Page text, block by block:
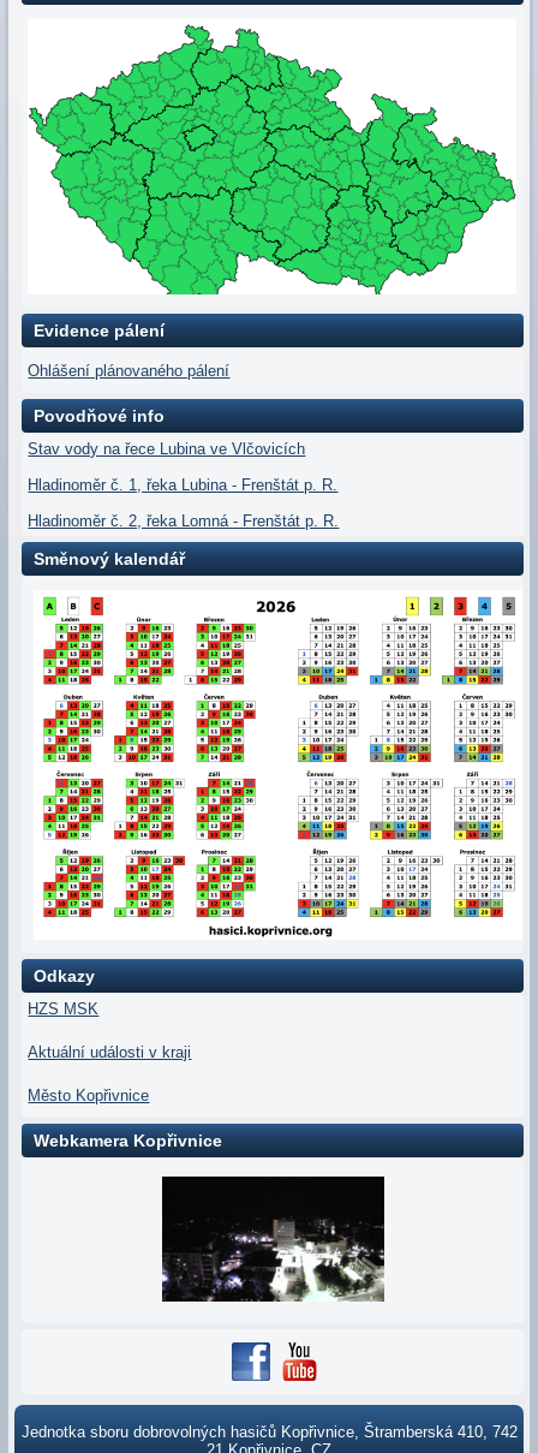
Evidence pálení
Ohlášení plánovaného pálení
Povodňové info
Stav vody na řece Lubina ve Vlčovicích
Hladinoměr č. 1, řeka Lubina - Frenštát p. R.
Hladinoměr č. 2, řeka Lomná - Frenštát p. R.
Směnový kalendář
Odkazy
HZS MSK
Aktuální události v kraji
Město Kopřivnice
Webkamera Kopřivnice
Jednotka sboru dobrovolných hasičů Kopřivnice, Štramberská 410, 742